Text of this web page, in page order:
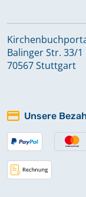
Balinger Str. 33/1
70567 Stuttgart
Unsere